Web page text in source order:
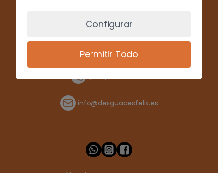
info@desguacesfelix.es
Configurar
Permitir Todo